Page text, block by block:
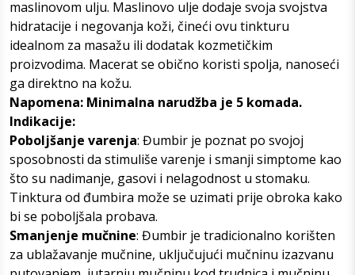
maslinovom ulju. Maslinovo ulje dodaje svoja svojstva
hidratacije i negovanja koži, čineći ovu tinkturu
idealnom za masažu ili dodatak kozmetičkim
proizvodima. Macerat se obično koristi spolja, nanoseći
ga direktno na kožu.
Napomena: Minimalna narudžba je 5 komada.
Indikacije:
Poboljšanje varenja: Đumbir je poznat po svojoj
sposobnosti da stimuliše varenje i smanji simptome kao
što su nadimanje, gasovi i nelagodnost u stomaku.
Tinktura od đumbira može se uzimati prije obroka kako
bi se poboljšala probava.
Smanjenje mučnine: Đumbir je tradicionalno korišten
za ublažavanje mučnine, uključujući mučninu izazvanu